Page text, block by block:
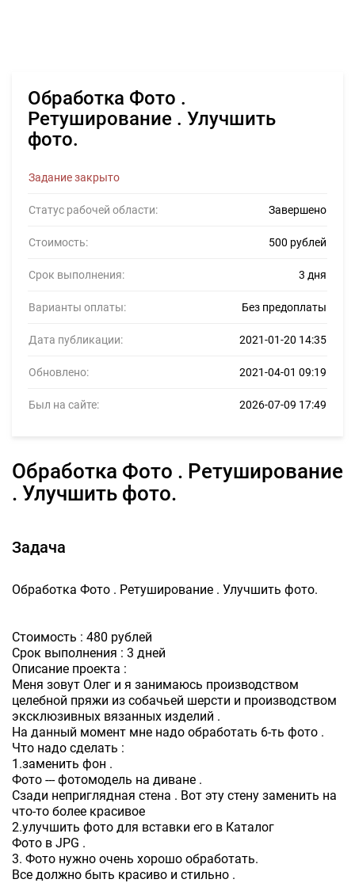
Обработка Фото .
Ретуширование . Улучшить
фото.
Задание закрыто
Статус рабочей области: Завершено
Стоимость: 500 рублей
Срок выполнения: 3 дня
Варианты оплаты: Без предоплаты
Дата публикации: 2021-01-20 14:35
Обновлено: 2021-04-01 09:19
Был на сайте: 2026-07-09 17:49
Обработка Фото . Ретуширование
. Улучшить фото.
Задача
Обработка Фото . Ретуширование . Улучшить фото.
Стоимость : 480 рублей
Срок выполнения : 3 дней
Описание проекта :
Меня зовут Олег и я занимаюсь производством
целебной пряжи из собачьей шерсти и производством
эксклюзивных вязанных изделий .
На данный момент мне надо обработать 6-ть фото .
Что надо сделать :
1.заменить фон .
Фото --- фотомодель на диване .
Сзади неприглядная стена . Вот эту стену заменить на
что-то более красивое
2.улучшить фото для вставки его в Каталог
Фото в JPG .
3. Фото нужно очень хорошо обработать.
Все должно быть красиво и стильно .